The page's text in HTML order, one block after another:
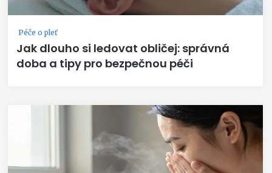
Péče o pleť
Jak dlouho si ledovat obličej: správná
doba a tipy pro bezpečnou péči